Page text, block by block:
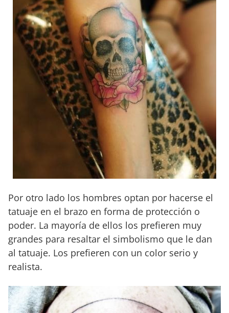
Por otro lado los hombres optan por hacerse el
tatuaje en el brazo en forma de protección o
poder. La mayoría de ellos los prefieren muy
grandes para resaltar el simbolismo que le dan
al tatuaje. Los prefieren con un color serio y
realista.